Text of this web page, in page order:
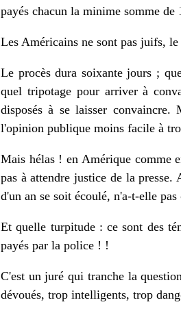
payés chacun la minime somme de
Les Américains ne sont pas juifs,
Le procès dura soixante jours ;
quel tripotage pour arriver à
disposés à se laisser
l'opinion publique moins facile à
Mais hélas ! en Amérique comme
pas à attendre justice de la
d'un an se soit écoulé, n'a-t-elle
Et quelle turpitude : ce sont des
payés par la police ! !
C'est un juré qui tranche la
dévoués, trop intelligents, trop